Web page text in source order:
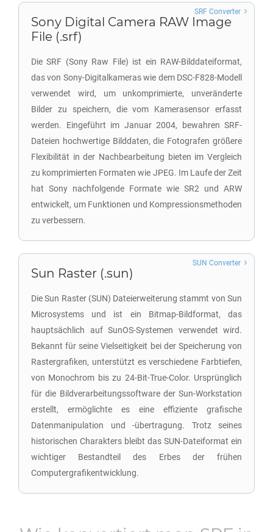
Sony Digital Camera RAW Image
File (.srf)
Die SRF (Sony Raw File) ist ein RAW-Bilddateiformat,
das von Sony-Digitalkameras wie dem DSC-F828-Modell
verwendet wird, um unkomprimierte, unveränderte
Bilder zu speichern, die vom Kamerasensor erfasst
werden. Eingeführt im Januar 2004, bewahren SRF-
Dateien hochwertige Bilddaten, die Fotografen größere
Flexibilität in der Nachbearbeitung bieten im Vergleich
zu komprimierten Formaten wie JPEG. Im Laufe der Zeit
hat Sony nachfolgende Formate wie SR2 und ARW
entwickelt, um Funktionen und Kompressionsmethoden
zu verbessern.
SRF Converter
Sun Raster (.sun)
Die Sun Raster (SUN) Dateierweiterung stammt von Sun
Microsystems und ist ein Bitmap-Bildformat, das
hauptsächlich auf SunOS-Systemen verwendet wird.
Bekannt für seine Vielseitigkeit bei der Speicherung von
Rastergrafiken, unterstützt es verschiedene Farbtiefen,
von Monochrom bis zu 24-Bit-True-Color. Ursprünglich
für die Bildverarbeitungssoftware der Sun-Workstation
erstellt, ermöglichte es eine effiziente grafische
Datenmanipulation und -übertragung. Trotz seines
historischen Charakters bleibt das SUN-Dateiformat ein
wichtiger Bestandteil des Erbes der frühen
Computergrafikentwicklung.
SUN Converter